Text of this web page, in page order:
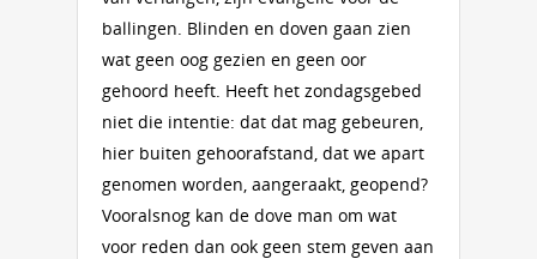
ballingen. Blinden en doven gaan zien
wat geen oog gezien en geen oor
gehoord heeft. Heeft het zondagsgebed
niet die intentie: dat dat mag gebeuren,
hier buiten gehoorafstand, dat we apart
genomen worden, aangeraakt, geopend?
Vooralsnog kan de dove man om wat
voor reden dan ook geen stem geven aan